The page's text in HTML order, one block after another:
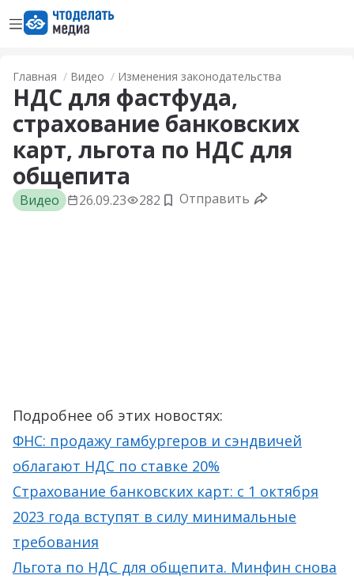
Открыть менюПерейти на главную страницу
Главная Видео Изменения законодательства
НДС для фастфуда,
страхование банковских
карт, льгота по НДС для
oбщепита
Видео 26.09.23 282 Добавить в закладки
Отправить
Подробнее об этих новостях:
ФНС: продажу гамбургеров и сэндвичей
облагают НДС по ставке 20%
Страхование банковских карт: с 1 октября
2023 года вступят в силу минимальные
требования
Льгота по НДС для oбщепита. Минфин снова